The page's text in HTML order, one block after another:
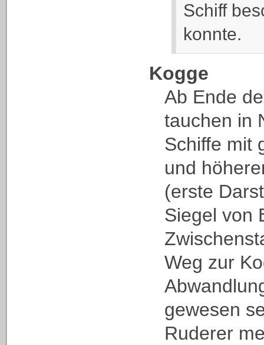
Schiff
konnte.
Kogge
Ab Ende
tauchen in
Schiffe mit
und
(erste
Siegel von
Weg zur
gewesen
Ruderer